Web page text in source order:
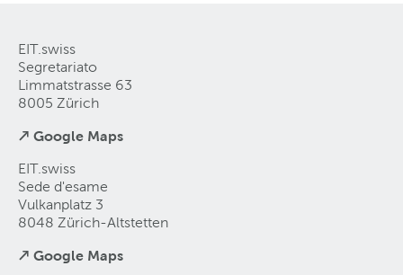
EIT.swiss
Segretariato
Limmatstrasse 63
8005 Zürich
↗ Google Maps
EIT.swiss
Sede d'esame
Vulkanplatz 3
8048 Zürich-Altstetten
↗ Google Maps